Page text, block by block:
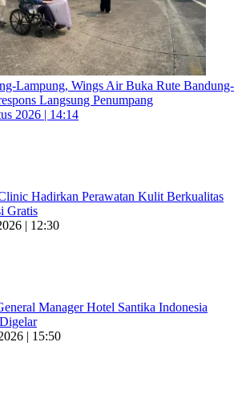
Lampung, Wings Air Buka Rute Bandung-
Langsung Penumpang
2026 | 14:14
Hadirkan Perawatan Kulit Berkualitas
Gratis
| 12:30
Manager Hotel Santika Indonesia
| 15:50